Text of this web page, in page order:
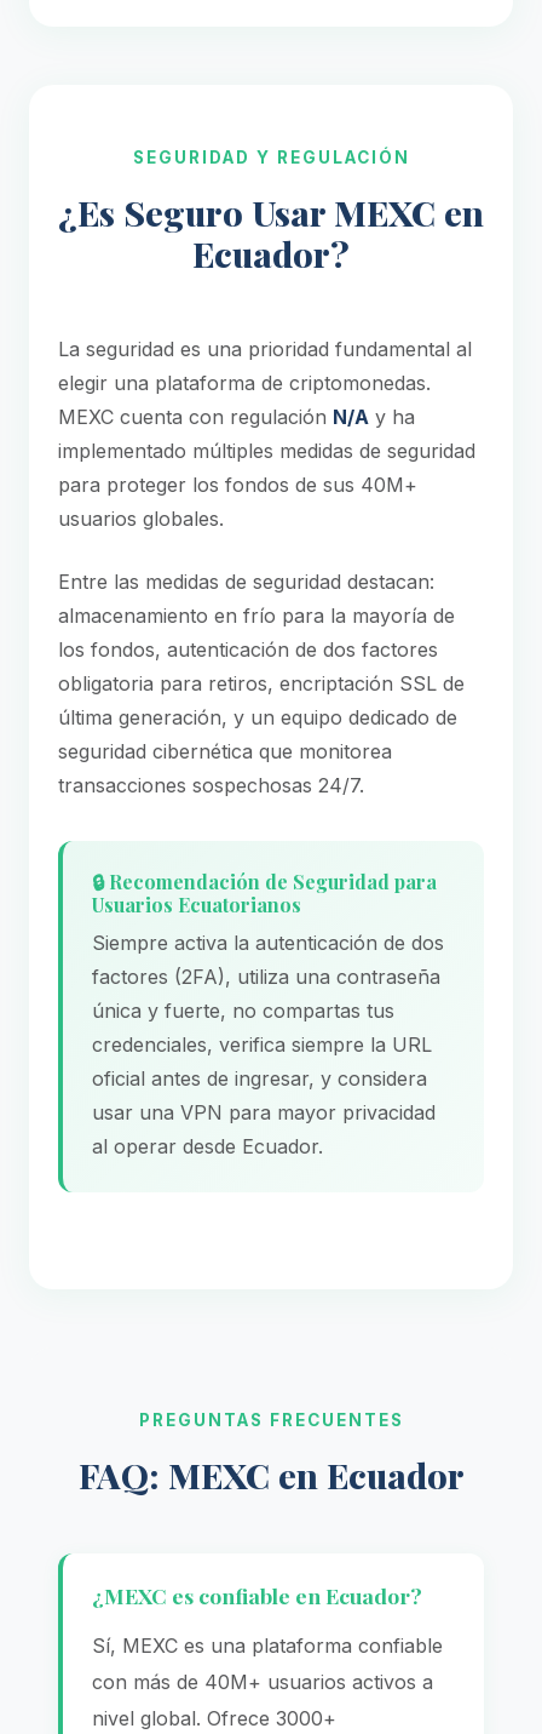
SEGURIDAD Y REGULACIÓN
¿Es Seguro Usar MEXC en
Ecuador?
La seguridad es una prioridad fundamental al
elegir una plataforma de criptomonedas.
MEXC cuenta con regulación N/A y ha
implementado múltiples medidas de seguridad
para proteger los fondos de sus 40M+
usuarios globales.
Entre las medidas de seguridad destacan:
almacenamiento en frío para la mayoría de
los fondos, autenticación de dos factores
obligatoria para retiros, encriptación SSL de
última generación, y un equipo dedicado de
seguridad cibernética que monitorea
transacciones sospechosas 24/7.
🔒 Recomendación de Seguridad para
Usuarios Ecuatorianos
Siempre activa la autenticación de dos
factores (2FA), utiliza una contraseña
única y fuerte, no compartas tus
credenciales, verifica siempre la URL
oficial antes de ingresar, y considera
usar una VPN para mayor privacidad
al operar desde Ecuador.
PREGUNTAS FRECUENTES
FAQ: MEXC en Ecuador
¿MEXC es confiable en Ecuador?
Sí, MEXC es una plataforma confiable
con más de 40M+ usuarios activos a
nivel global. Ofrece 3000+